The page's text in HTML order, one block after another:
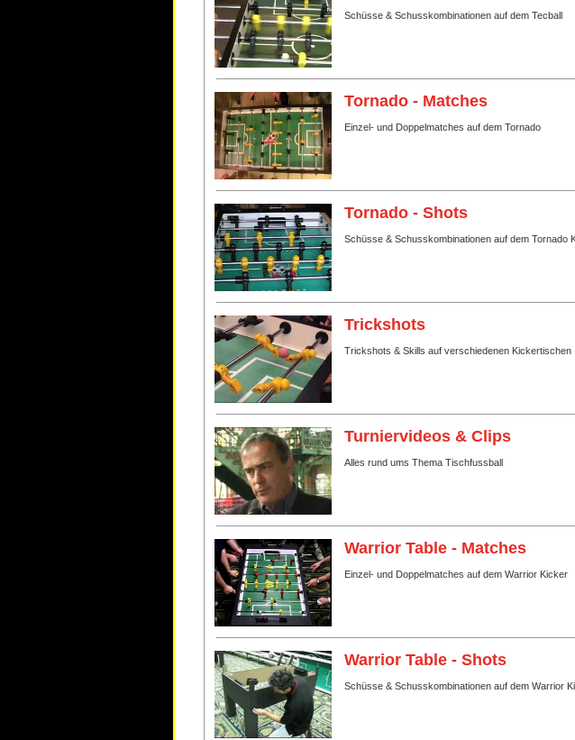
Schüsse & Schusskombinationen auf dem Tecball
Tornado - Matches
Einzel- und Doppelmatches auf dem Tornado
Tornado - Shots
Schüsse & Schusskombinationen auf dem Tornado
Trickshots
Trickshots & Skills auf verschiedenen Kickertischen
Turniervideos & Clips
Alles rund ums Thema Tischfussball
Warrior Table - Matches
Einzel- und Doppelmatches auf dem Warrior Kicker
Warrior Table - Shots
Schüsse & Schusskombinationen auf dem Warrior